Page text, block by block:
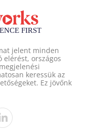
jelent minden
elérést, országos
keressük az
Ez jövőnk